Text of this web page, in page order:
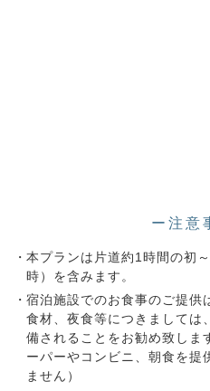
ー注意
本プランは片道約1時間の初
時）を含みます。
宿泊施設でのお食事のご提供
食材、夜食等につきましては
備されることをお勧め致しま
ーパーやコンビニ、朝食を提
ません）